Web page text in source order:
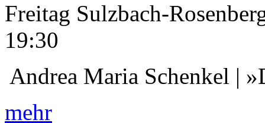
Freitag Sulzbach-
19:30
Andrea Maria Schenkel |
mehr